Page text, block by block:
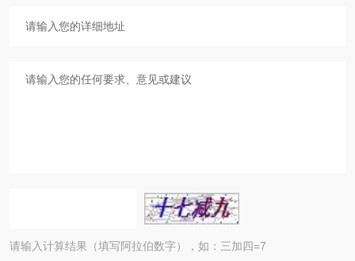
请输入计算结果（填写阿拉伯数字），如：三加四=7